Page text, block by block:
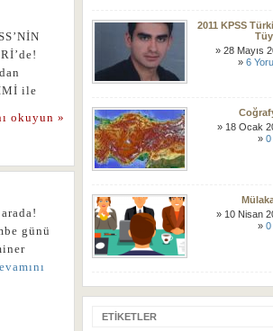
ile
okuyun »
günü
2011 KPSS
» 28 Mayıs
» 6
» 18 Ocak
» 0
» 10 Nisan
» 0
ETIKETLER